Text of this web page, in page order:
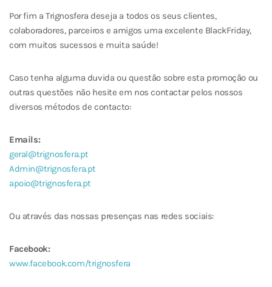
Por fim a Trignosfera deseja a todos os seus clientes,
colaboradores, parceiros e amigos uma excelente BlackFriday,
com muitos sucessos e muita saúde!
Caso tenha alguma duvida ou questão sobre esta promoção ou
outras questões não hesite em nos contactar pelos nossos
diversos métodos de contacto:
Emails:
geral@trignosfera.pt
Admin@trignosfera.pt
apoio@trignosfera.pt
Ou através das nossas presenças nas redes sociais:
Facebook:
www.facebook.com/trignosfera